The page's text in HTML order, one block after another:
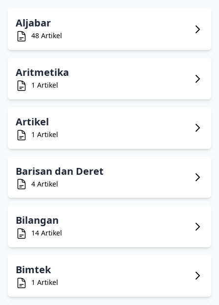
Aljabar
48 Artikel
Aritmetika
1 Artikel
Artikel
1 Artikel
Barisan dan Deret
4 Artikel
Bilangan
14 Artikel
Bimtek
1 Artikel